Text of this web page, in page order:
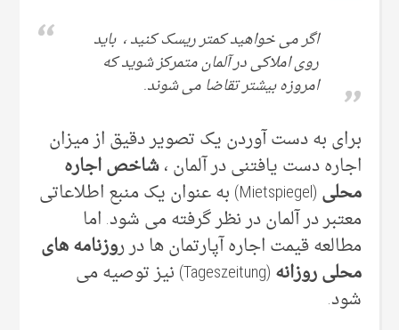
اگر می خواهید کمتر ریسک کنید ، باید
روی املاکی در آلمان متمرکز شوید که
امروزه بیشتر تقاضا می شوند.
برای به دست آوردن یک تصویر دقیق از میزان
اجاره دست یافتنی در آلمان ،شاخص اجاره
محلی
(Mietspiegel) به عنوان یک منبع اطلاعاتی
معتبر در آلمان در نظر گرفته می شود. اما
مطالعه قیمت اجاره آپارتمان ها در روزنامه های
محلی روزانه
(Tageszeitung) نیز توصیه می
شود.